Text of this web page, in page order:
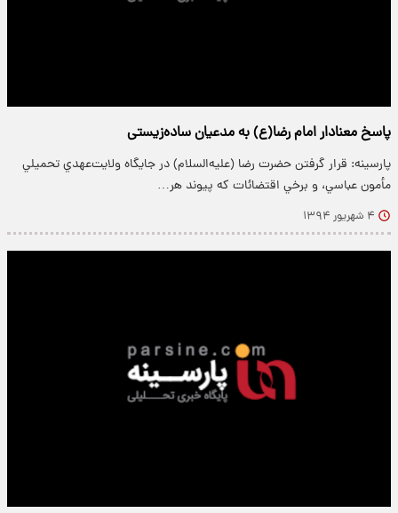
پاسخ معنادار امام رضا(ع) به مدعيان ساده‌زيستی
پارسینه: قرار گرفتن حضرت رضا (عليه‌السلام) در جايگاه ولايت‌عهدي تحميلي
مأمون عباسي، و برخي اقتضائات که پيوند هر…
۴ شهریور ۱۳۹۴